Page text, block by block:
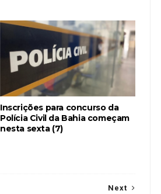
Inscrições para concurso da
Polícia Civil da Bahia começam
nesta sexta (7)
Next